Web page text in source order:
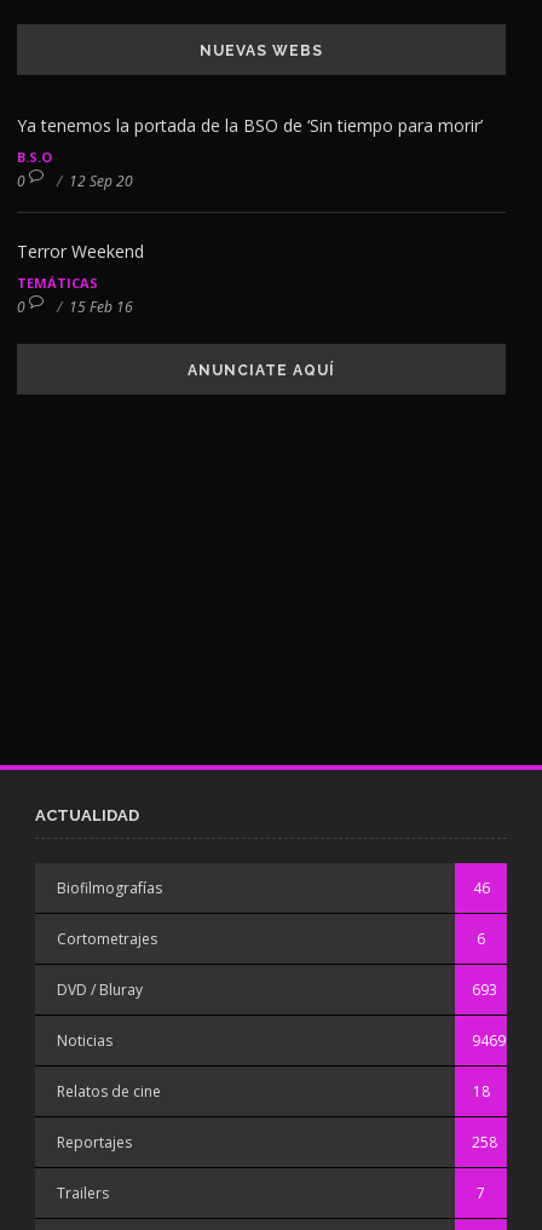
NUEVAS WEBS
Ya tenemos la portada de la BSO de ‘Sin tiempo para morir’
B.S.O
0 / 12 Sep 20
Terror Weekend
TEMÁTICAS
0 / 15 Feb 16
ANUNCIATE AQUÍ
ACTUALIDAD
Biofilmografías 46
Cortometrajes 6
DVD / Bluray 693
Noticias 9469
Relatos de cine 18
Reportajes 258
Trailers 7